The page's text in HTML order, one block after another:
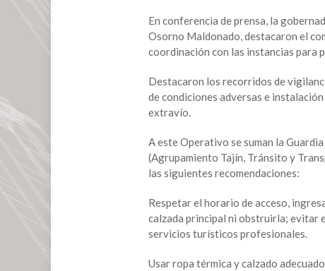
En conferencia de prensa, la
Osorno Maldonado, destacaron el
coordinación con las instancias para
Destacaron los recorridos de
de condiciones adversas e
extravío.
A este Operativo se suman la
(Agrupamiento Tajín, Tránsito y
las siguientes recomendaciones:
Respetar el horario de acceso,
calzada principal ni obstruirla; evitar
servicios turísticos profesionales.
Usar ropa térmica y calzado